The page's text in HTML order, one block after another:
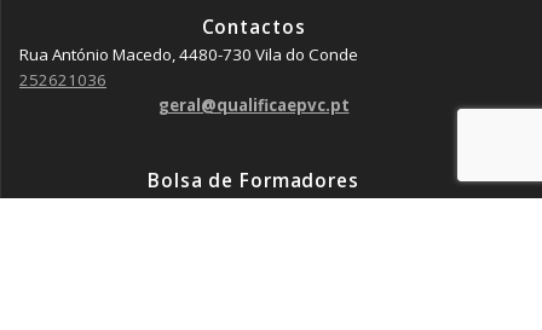
Contactos
Rua António Macedo, 4480-730 Vila do Conde
252621036
geral@qualificaepvc.pt
Bolsa de Formadores